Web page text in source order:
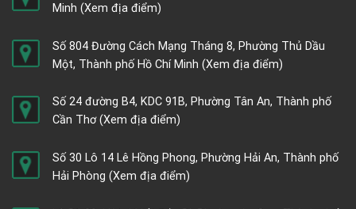
Minh (Xem địa điểm)
Số 804 Đường Cách Mạng Tháng 8, Phường Thủ Dầu
Một, Thành phố Hồ Chí Minh (Xem địa điểm)
Số 24 đường B4, KDC 91B, Phường Tân An, Thành phố
Cần Thơ(Xem địa điểm)
Số 30 Lô 14 Lê Hồng Phong, Phường Hải An, Thành phố
Hải Phòng (Xem địa điểm)